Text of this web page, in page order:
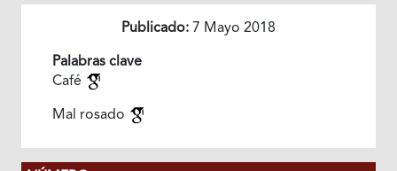
Publicado: 7 Mayo 2018
Palabras clave
Café
Mal rosado